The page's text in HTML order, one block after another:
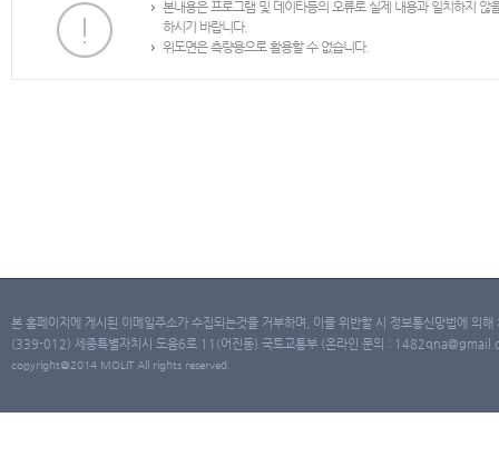
본내용은 프로그램 및 데이타등의 오류로 실제 내용과 일치하지
하시기 바랍니다.
위도면은 측량용으로 활용할 수 없습니다.
본 홈페이지에 게시된 이메일주소가 수집되는것을 거부하며, 이를 위반할 시 정보통신망법에 의
(339-012) 세종특별자치시 도움6로 11(어진동) 국토교통부 (온라인 문의 :
copyright@2014 MOLIT All rights reserved.